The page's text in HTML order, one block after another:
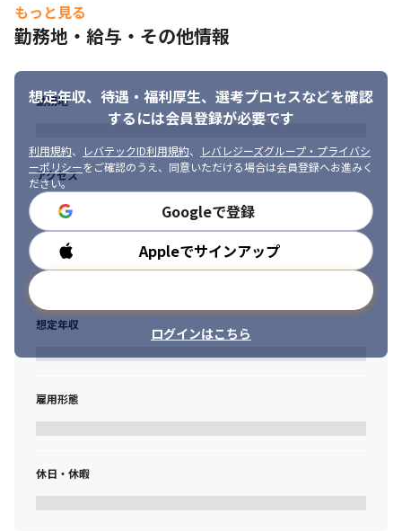
もっと見る
勤務地・給与・その他情報
想定年収、待遇・福利厚生、 選考プロセスなどを確認
するには会員登録が必要です
利用規約、 レバテックID利用規約、
レバレジーズグループ・プライバシ
ーポリシーをご確認のうえ、同意いただける場合は会員登録へお進みく
ださい。
Googleで登録
Appleでサインアップ
ログインはこちら
勤務地
アクセス
勤務時間
想定年収
雇用形態
休日・休暇